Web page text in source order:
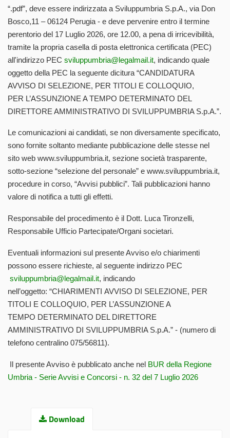
“.pdf”, deve essere indirizzata a Sviluppumbria S.p.A., via Don
Bosco,11 – 06124 Perugia - e deve pervenire entro il termine
perentorio del 17 Luglio 2026, ore 12.00, a pena di irricevibilità,
tramite la propria casella di posta elettronica certificata (PEC)
all'indirizzo PEC sviluppumbria@legalmail.it, indicando quale
oggetto della PEC la seguente dicitura “CANDIDATURA
AVVISO DI SELEZIONE, PER TITOLI E COLLOQUIO,
PER L’ASSUNZIONE A TEMPO DETERMINATO DEL
DIRETTORE AMMINISTRATIVO DI SVILUPPUMBRIA S.p.A.”.
Le comunicazioni ai candidati, se non diversamente specificato,
sono fornite soltanto mediante pubblicazione delle stesse nel
sito web www.sviluppumbria.it, sezione società trasparente,
sotto-sezione “selezione del personale” e www.sviluppumbria.it,
procedure in corso, “Avvisi pubblici”. Tali pubblicazioni hanno
valore di notifica a tutti gli effetti.
Responsabile del procedimento è il Dott. Luca Tironzelli,
Responsabile Ufficio Partecipate/Organi societari.
Eventuali informazioni sul presente Avviso e/o chiarimenti
possono essere richieste, al seguente indirizzo PEC
sviluppumbria@legalmail.it, indicando
nell’oggetto: “CHIARIMENTI AVVISO DI SELEZIONE, PER
TITOLI E COLLOQUIO, PER L’ASSUNZIONE A
TEMPO DETERMINATO DEL DIRETTORE
AMMINISTRATIVO DI SVILUPPUMBRIA S.p.A.” - (numero di
telefono centralino 075/56811).
Il presente Avviso è pubblicato anche nel BUR della Regione
Umbria - Serie Avvisi e Concorsi - n. 32 del 7 Luglio 2026
Download